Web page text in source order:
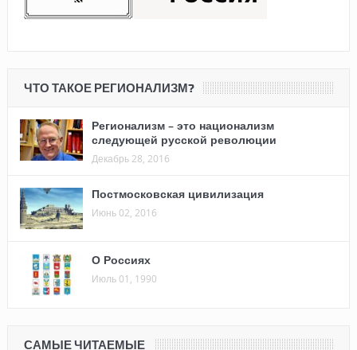
ЧТО ТАКОЕ РЕГИОНАЛИЗМ?
Регионализм – это национализм
следующей русской революции
Декабрь 28, 2016
Постмосковская цивилизация
Июнь 02, 2016
О Россиях
Июль 01, 1990
САМЫЕ ЧИТАЕМЫЕ